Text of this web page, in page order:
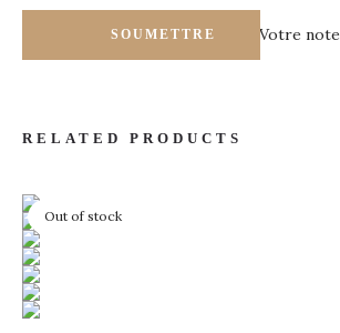
Votre note
RELATED PRODUCTS
Out of stock